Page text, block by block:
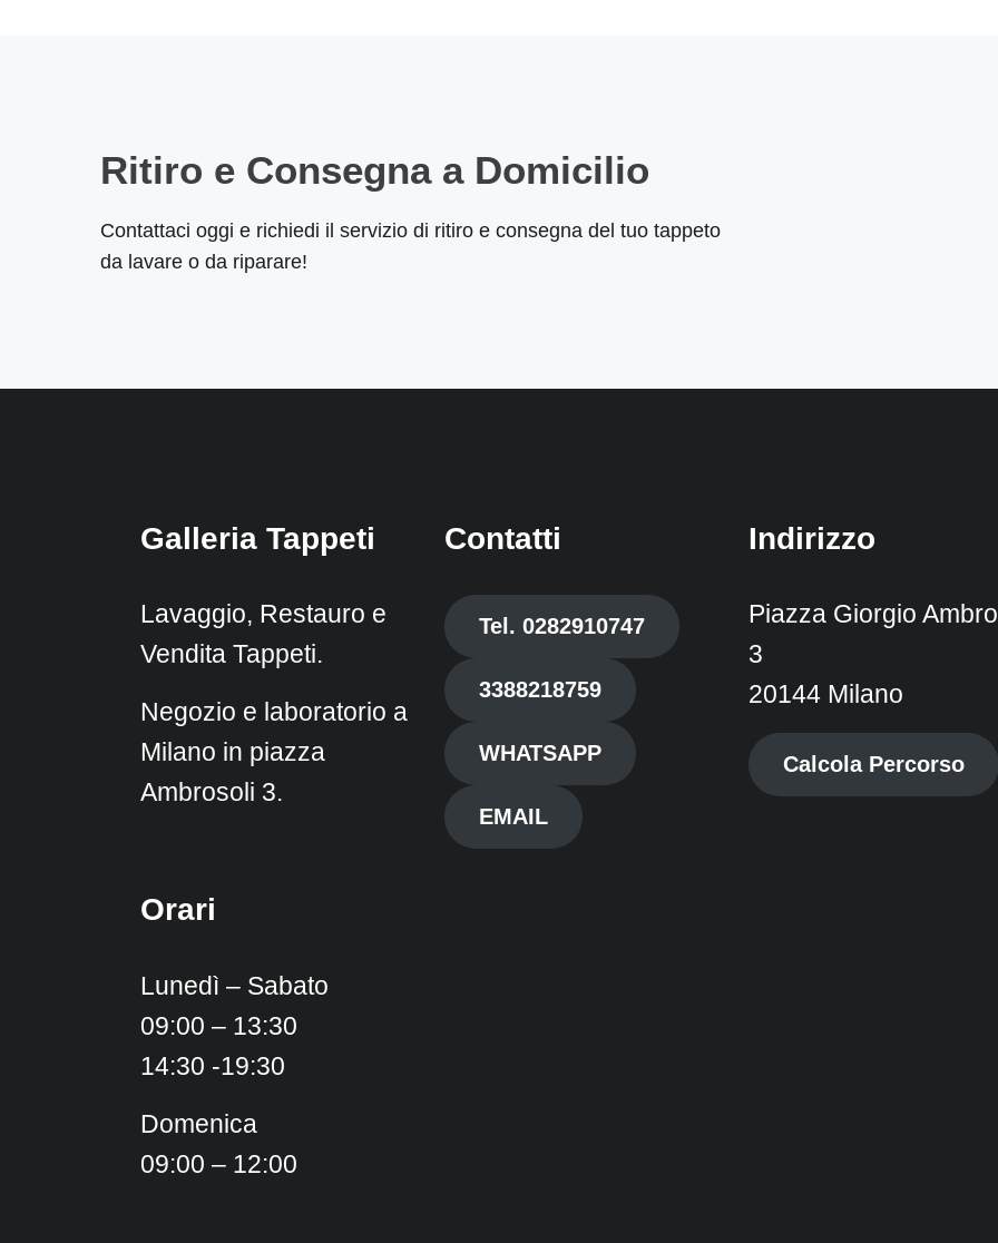
Ritiro e Consegna a Domicilio
Contattaci oggi e richiedi il servizio di ritiro e consegna del tuo tappeto
da lavare o da riparare!
Galleria Tappeti
Lavaggio, Restauro e
Vendita Tappeti.
Negozio e laboratorio a
Milano in piazza
Ambrosoli 3.
Orari
Lunedì – Sabato
09:00 – 13:30
14:30 -19:30
Domenica
09:00 – 12:00
Contatti
Tel. 0282910747
3388218759
WHATSAPP
EMAIL
Indirizzo
Piazza Giorgio
3
20144 Milano
Calcola Percorso